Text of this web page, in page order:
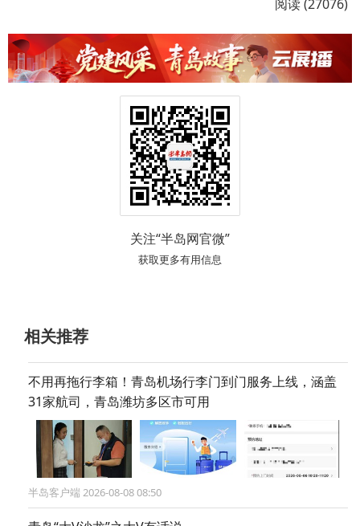
阅读 (27076)
关注“半岛网官微”
获取更多有用信息
相关推荐
不用再拖行李箱！青岛机场行李门到门服务上线，涵盖
31家航司，青岛潍坊多区市可用
半岛客户端 2026-08-08 08:50